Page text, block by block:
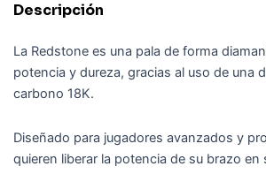
Descripción
La Redstone es una pala de forma
potencia y dureza, gracias al uso de una
carbono 18K.
Diseñado para jugadores avanzados y
quieren liberar la potencia de su brazo en